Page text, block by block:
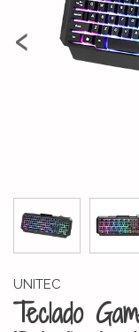
‹
UNITEC
Teclado